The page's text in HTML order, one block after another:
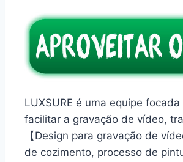
LUXSURE é uma equipe
facilitar a gravação de vídeo,
【Design para gravação de
de cozimento, processo de